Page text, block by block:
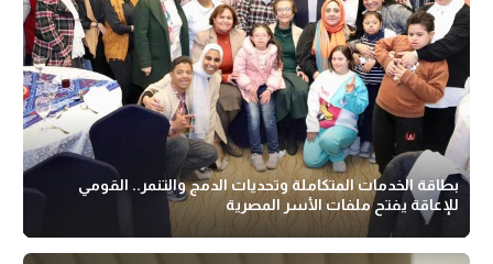
بطاقة الخدمات المتكاملة وتحديات الدمج والتنمر.. القومي
للإعاقة يفتح ملفات الأسر المصرية